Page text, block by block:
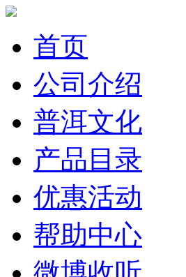
首页
公司介绍
普洱文化
产品目录
优惠活动
帮助中心